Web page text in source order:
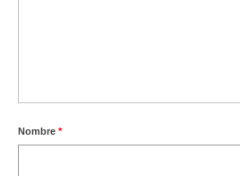
Nombre *